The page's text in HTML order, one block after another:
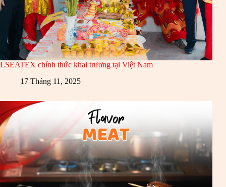
LSEATEX chính thức khai trương tại Việt Nam
17 Tháng 11, 2025